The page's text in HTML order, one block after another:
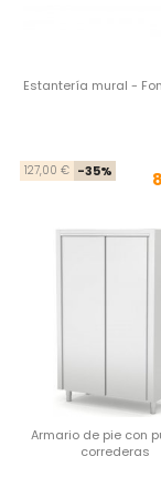
Estantería mural -
127,00 € -35%
Armario de pie con
correderas